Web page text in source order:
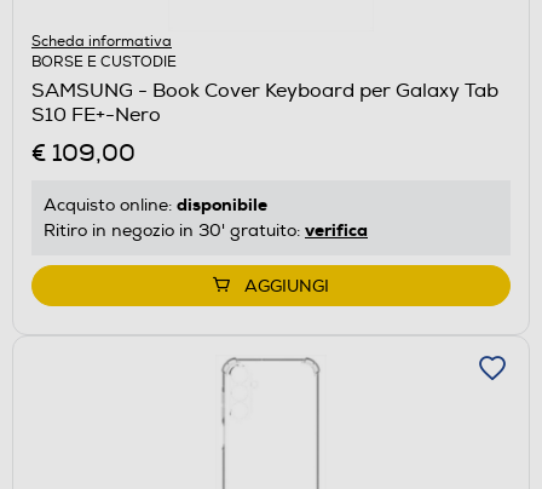
Scheda informativa
BORSE E CUSTODIE
SAMSUNG - Book Cover Keyboard per Galaxy Tab
S10 FE+-Nero
€ 109,00
Acquisto online: disponibile
Ritiro in negozio in 30' gratuito: verifica
AGGIUNGI